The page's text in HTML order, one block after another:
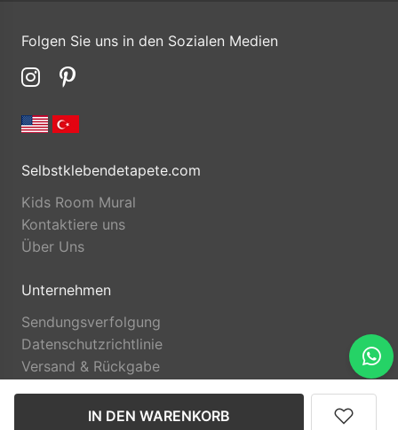
IN DEN WARENKORB
Folgen Sie uns in den Sozialen Medien
Selbstklebendetapete.com
Kids Room Mural
Kontaktiere uns
Über Uns
Unternehmen
Sendungsverfolgung
Datenschutzrichtlinie
Versand & Rückgabe